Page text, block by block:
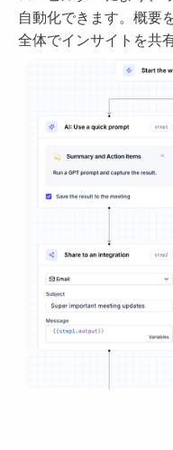
自動化できます。概要
全体でインサイトを共